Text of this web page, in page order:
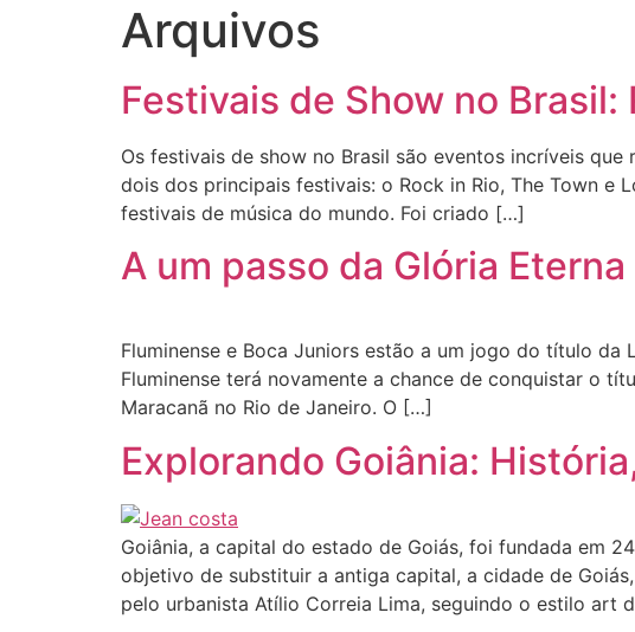
Arquivos
Festivais de Show no
Os festivais de show no Brasil são eventos incríveis
dois dos principais festivais: o Rock in Rio, The Town e
festivais de música do mundo. Foi criado […]
A um passo da Glória Eterna
Fluminense e Boca Juniors estão a um jogo do título
Fluminense terá novamente a chance de conquistar o
Maracanã no Rio de Janeiro. O […]
Explorando Goiânia:
Goiânia, a capital do estado de Goiás, foi fundada em
objetivo de substituir a antiga capital, a cidade de
pelo urbanista Atílio Correia Lima, seguindo o estilo art